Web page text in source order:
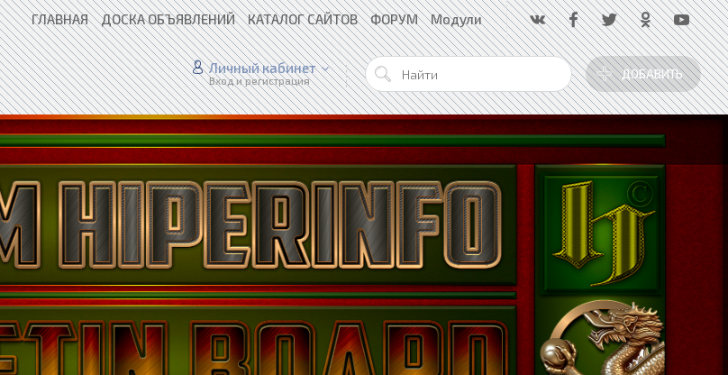
ГЛАВНАЯ ДОСКА ОБЪЯВЛЕНИЙ КАТАЛОГ САЙТОВ ФОРУМ Модули
ДОБАВИТЬ
Личный кабинет
Вход и регистрация